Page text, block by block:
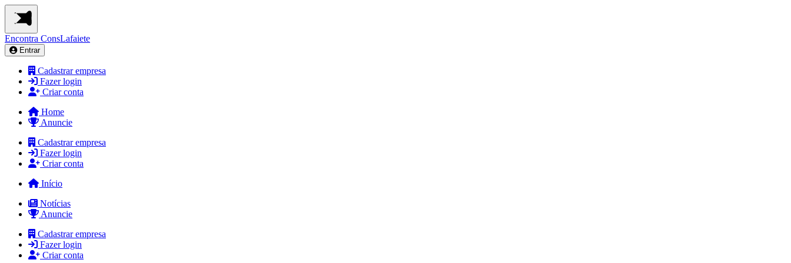
Encontra ConsLafaiete
Entrar
Cadastrar empresa
Fazer login
Criar conta
Home
Anuncie
Cadastrar empresa
Fazer login
Criar conta
Início
Notícias
Anuncie
Cadastrar empresa
Fazer login
Criar conta